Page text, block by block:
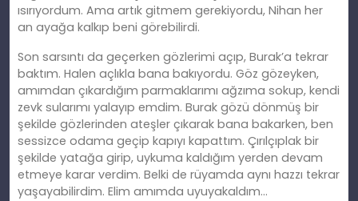
ısırıyordum. Ama artık gitmem gerekiyordu, Nihan her
an ayağa kalkıp beni görebilirdi.
Son sarsıntı da geçerken gözlerimi açıp, Burak’a tekrar
baktım. Halen açlıkla bana bakıyordu. Göz gözeyken,
amımdan çıkardığım parmaklarımı ağzıma sokup, kendi
zevk sularımı yalayıp emdim. Burak gözü dönmüş bir
şekilde gözlerinden ateşler çıkarak bana bakarken, ben
sessizce odama geçip kapıyı kapattım. Çırılçıplak bir
şekilde yatağa girip, uykuma kaldığım yerden devam
etmeye karar verdim. Belki de rüyamda aynı hazzı tekrar
yaşayabilirdim. Elim amımda uyuyakaldım…